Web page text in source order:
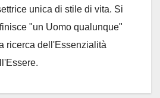
unica di stile di vita. Si
"un Uomo qualunque"
ricerca dell'Essenzialità